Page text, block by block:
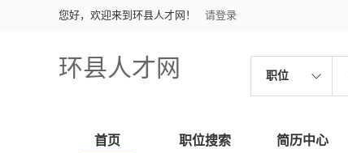
您好，欢迎来到环县人才网！ 请登录
环县人才网 职位
首页 职位搜索 简历中心